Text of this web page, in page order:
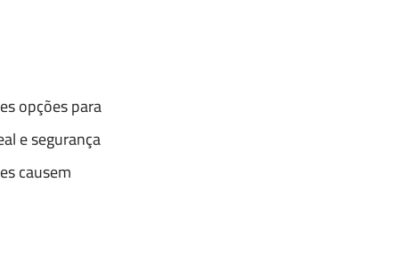
opções para
e segurança
causem